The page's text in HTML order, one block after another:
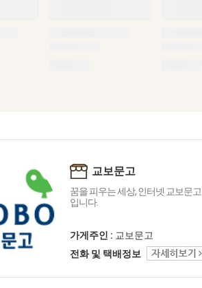
교보문고
꿈을 피우는 세상, 인터넷 교보문고
입니다.
가게주인 : 교보문고
전화 및 택배정보